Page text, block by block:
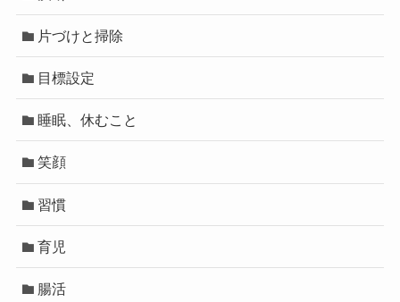
片づけと掃除
目標設定
睡眠、休むこと
笑顔
習慣
育児
腸活